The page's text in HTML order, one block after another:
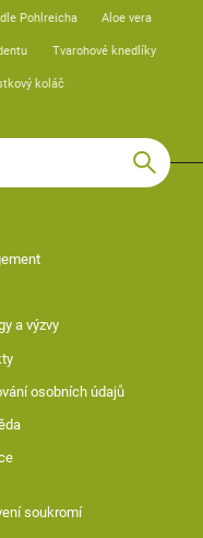
Pohlreicha Aloe vera
Tvarohové knedlíky
koláč
a výzvy
osobních údajů
soukromí